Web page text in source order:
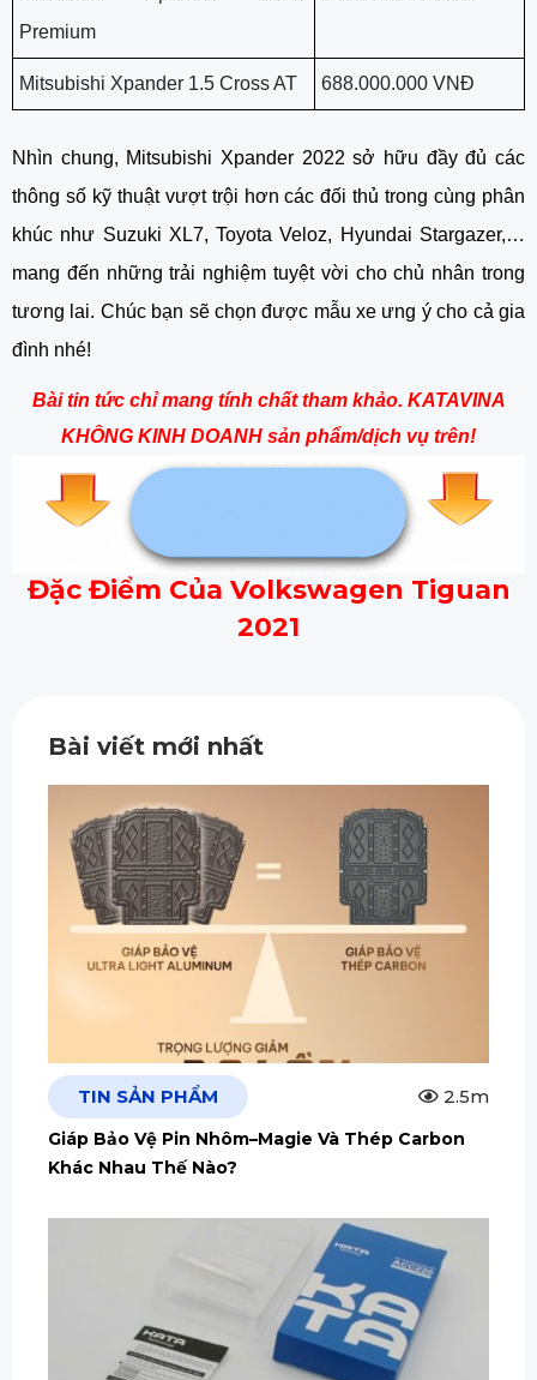
Premium
Mitsubishi Xpander 1.5 Cross AT 688.000.000 VNĐ
Nhìn chung, Mitsubishi Xpander 2022 sở hữu đầy đủ các
thông số kỹ thuật vượt trội hơn các đối thủ trong cùng phân
khúc như Suzuki XL7, Toyota Veloz, Hyundai Stargazer,…
mang đến những trải nghiệm tuyệt vời cho chủ nhân trong
tương lai. Chúc bạn sẽ chọn được mẫu xe ưng ý cho cả gia
đình nhé!
Bài tin tức chỉ mang tính chất tham khảo. KATAVINA
KHÔNG KINH DOANH sản phẩm/dịch vụ trên!
Đặc Điểm Của Volkswagen Tiguan
2021
Bài viết mới nhất
TIN SẢN PHẨM 2.5m
Giáp Bảo Vệ Pin Nhôm–Magie Và Thép Carbon
Khác Nhau Thế Nào?